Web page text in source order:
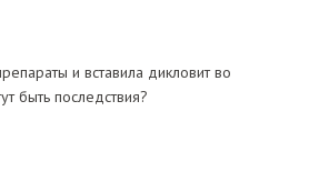
и вставила дикловит во
быть последствия?